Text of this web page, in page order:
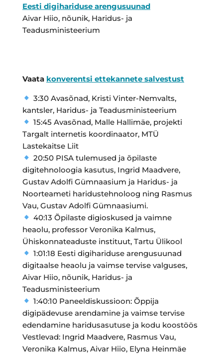
Eesti digihariduse arengusuunad
Aivar Hiio, nõunik, Haridus- ja
Teadusministeerium
Vaata konverentsi ettekannete salvestust
3:30 Avasõnad, Kristi Vinter-Nemvalts,
kantsler, Haridus- ja Teadusministeerium
15:45 Avasõnad, Malle Hallimäe, projekti
Targalt internetis koordinaator, MTÜ
Lastekaitse Liit
20:50 PISA tulemused ja õpilaste
digitehnoloogia kasutus, Ingrid Maadvere,
Gustav Adolfi Gümnaasium ja Haridus- ja
Noorteameti haridustehnoloog ning Rasmus
Vau, Gustav Adolfi Gümnaasiumi.
40:13 Õpilaste digioskused ja vaimne
heaolu, professor Veronika Kalmus,
Ühiskonnateaduste instituut, Tartu Ülikool
1:01:18 Eesti digihariduse arengusuunad
digitaalse heaolu ja vaimse tervise valguses,
Aivar Hiio, nõunik, Haridus- ja
Teadusministeerium
1:40:10 Paneeldiskussioon: Õppija
digipädevuse arendamine ja vaimse tervise
edendamine haridusasutuse ja kodu koostöös
Vestlevad: Ingrid Maadvere, Rasmus Vau,
Veronika Kalmus, Aivar Hiio, Elyna Heinmäe